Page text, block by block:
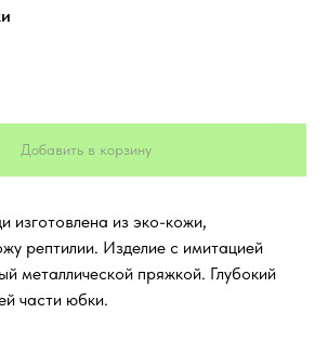
Добавить в корзину
изготовлена из эко-кожи,
рептилии. Изделие с имитацией
металлической пряжкой. Глубокий
части юбки.